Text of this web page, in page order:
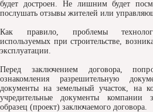
будет достроен. Не лишним будет
послушать отзывы жителей или
Как правило, проблемы
используемых при строительстве,
эксплуатации.
Перед заключением договора,
ознакомления разрешительную
документы на земельный участок, на
учредительные документы компании
образец (проект) заключаемого договора.